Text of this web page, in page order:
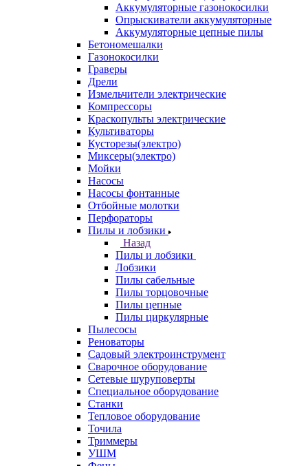
Аккумуляторные газонокосилки
Опрыскиватели аккумуляторные
Аккумуляторные цепные пилы
Бетономешалки
Газонокосилки
Граверы
Дрели
Измельчители электрические
Компрессоры
Краскопульты электрические
Культиваторы
Кусторезы(электро)
Миксеры(электро)
Мойки
Насосы
Насосы фонтанные
Отбойные молотки
Перфораторы
Пилы и лобзики
Назад
Пилы и лобзики
Лобзики
Пилы сабельные
Пилы торцовочные
Пилы цепные
Пилы циркулярные
Пылесосы
Реноваторы
Садовый электроинструмент
Сварочное оборудование
Сетевые шуруповерты
Специальное оборудование
Станки
Тепловое оборудование
Точила
Триммеры
УШМ